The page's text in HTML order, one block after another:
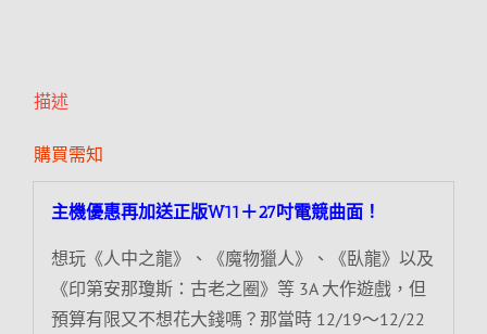
描述
購買需知
主機優惠再加送正版W11＋27吋電競曲面！
想玩《人中之龍》、《魔物獵人》、《臥龍》以及
《印第安那瓊斯：古老之圈》等 3A 大作遊戲，但
預算有限又不想花大錢嗎？那當時 12/19～12/22